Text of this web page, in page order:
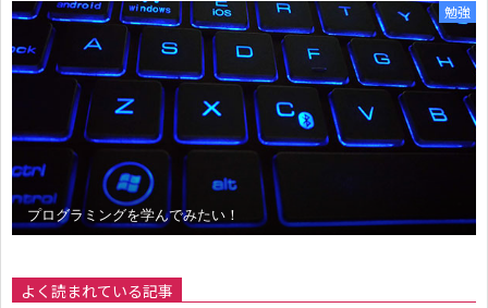
勉強
プログラミングを学んでみたい！
よく読まれている記事